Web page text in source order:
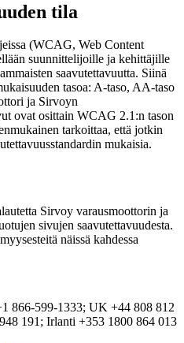
tila
(WCAG, Web Content
suunnittelijoille ja kehittäjille
saavutettavuutta. Siinä
tasoa: A-taso, AA-taso
ja Sirvoyn
ovat osittain WCAG 2.1:n tason
tarkoittaa, että jotkin
mukaisia.
Sirvoy varausmoottorin ja
sivujen saavutettavuudesta.
näissä kahdessa
866‑599‑1333; UK +44 808 812
191; Irlanti +353 1800 864 013